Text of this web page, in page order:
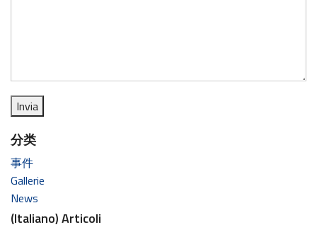
分类
事件
Gallerie
News
(Italiano) Articoli